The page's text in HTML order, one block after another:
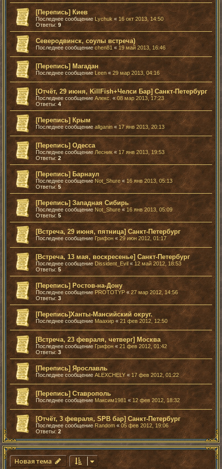
[Перепись] Киев
Последнее сообщение Lychuk « 16 окт 2013, 14:50
Ответы: 9
Северодвинск, соулы встреча)
Последнее сообщение chen81 « 19 май 2013, 16:46
[Перепись] Магадан
Последнее сообщение Leen« 29 мар 2013, 04:16
[Отчёт, 29 июня, KillFish+Челси Бар] Санкт-Петербург
Последнее сообщениеАлекс. «08 мар 2013, 17:23
Ответы: 4
[Перепись] Крым
Последнее сообщение allganin«17 янв 2013, 20:13
[Перепись] Одесса
Последнее сообщение Лесник« 17 янв 2013, 19:53
Ответы: 2
[Перепись] Барнаул
Последнее сообщение Not_Shure« 16 янв 2013, 05:13
Ответы:5
[Перепись] Западная Сибирь
Последнее сообщение Not_Shure «16 янв 2013, 05:09
Ответы: 5
[Встреча, 29 июня, пятница] Санкт-Петербург
Последнее сообщениеГрифон«29 июн 2012, 01:17
[Встреча, 13 мая, воскресенье] Санкт-Петербург
Последнее сообщение Dissident_Evil «12 май 2012, 18:53
Ответы: 5
[Перепись] Ростов-на-Дону
Последнее сообщениеPROTOTYP «27 мар 2012, 14:56
Ответы: 3
[Перепись]Ханты-Мансийский округ.
Последнее сообщение Маахир« 21 фев 2012, 12:50
[Встреча, 23 февраля, четверг] Москва
Последнее сообщениеГрифон« 21 фев 2012, 01:42
Ответы:3
[Перепись] Ярославль
Последнее сообщение ALEXCHELY «17 фев 2012, 01:22
[Перепись] Ставрополь
Последнее сообщение Максим1981«12 фев 2012, 18:32
[Отчёт, 3 февраля, SPB бар] Санкт-Петербург
Последнее сообщение Random «05 фев 2012, 19:06
Ответы: 2
Новая тема